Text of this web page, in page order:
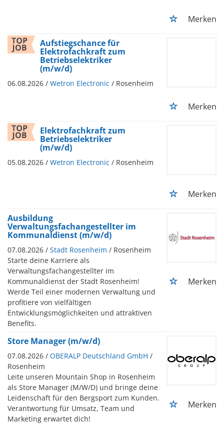
Merken
Aufstiegschance für
Elektrofachkraft zum
Betriebselektriker
(m/w/d)
06.08.2026 / Wetron Electronic / Rosenheim
Merken
Elektrofachkraft zum
Betriebselektriker
(m/w/d)
05.08.2026 / Wetron Electronic / Rosenheim
Merken
Ausbildung
Verwaltungsfachangestellter im
Kommunaldienst (m/w/d)
07.08.2026 / Stadt Rosenheim / Rosenheim
Starte deine Karriere als
Verwaltungsfachangestellter im
Kommunaldienst der Stadt Rosenheim!
Werde Teil einer modernen Verwaltung und
profitiere von vielfältigen
Entwicklungsmöglichkeiten und attraktiven
Benefits.
Merken
Store Manager (m/w/d)
07.08.2026 / OBERALP Deutschland GmbH /
Rosenheim
Leite unseren Mountain Shop in Rosenheim
als Store Manager (M/W/D) und bringe deine
Leidenschaft für den Bergsport zum Kunden.
Verantwortung für Umsatz, Team und
Marketing erwartet dich!
Merken